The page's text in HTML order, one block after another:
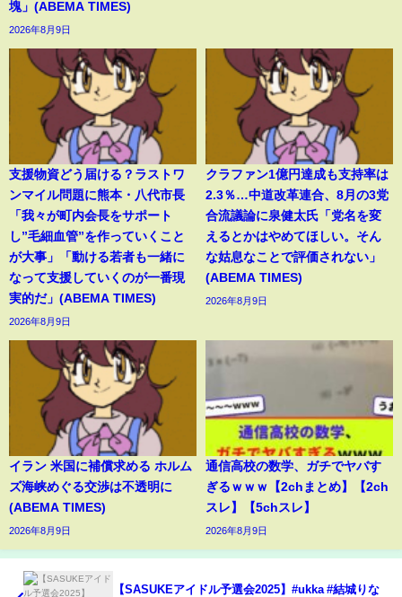
塊」(ABEMA TIMES)
2026年8月9日
支援物資どう届ける？ラストワ
ンマイル問題に熊本・八代市長
「我々が町内会長をサポート
し”毛細血管”を作っていくこと
が大事」「動ける若者も一緒に
なって支援していくのが一番現
実的だ」(ABEMA TIMES)
2026年8月9日
クラファン1億円達成も支持率は
2.3％…中道改革連合、8月の3党
合流議論に泉健太氏「党名を変
えるとかはやめてほしい。そん
な姑息なことで評価されない」
(ABEMA TIMES)
2026年8月9日
イラン 米国に補償求める ホルム
ズ海峡めぐる交渉は不透明に
(ABEMA TIMES)
2026年8月9日
通信高校の数学、ガチでヤバす
ぎるｗｗｗ【2chまとめ】【2ch
スレ】【5chスレ】
2026年8月9日
【SASUKEアイドル予選会2025】#ukka #結城りな